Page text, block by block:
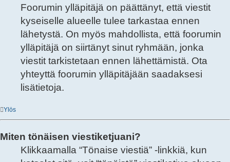
Foorumin ylläpitäjä on päättänyt, että viestit
kyseiselle alueelle tulee tarkastaa ennen
lähetystä. On myös mahdollista, että foorumin
ylläpitäjä on siirtänyt sinut ryhmään, jonka
viestit tarkistetaan ennen lähettämistä. Ota
yhteyttä foorumin ylläpitäjään saadaksesi
lisätietoja.
Ylös
Miten tönäisen viestiketjuani?
Klikkaamalla “Tönaise viestiä” -linkkiä, kun